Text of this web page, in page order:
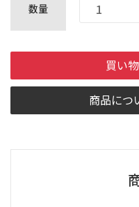
当社設備
数量
買い
商品につ